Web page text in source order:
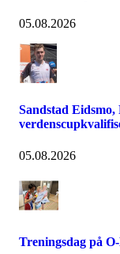
05.08.2026
Sandstad
05.08.2026
Treningsdag på